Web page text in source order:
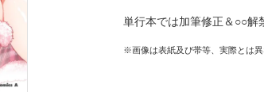
単行本では加筆修正＆○○解
※画像は表紙及び帯等、実際とは異